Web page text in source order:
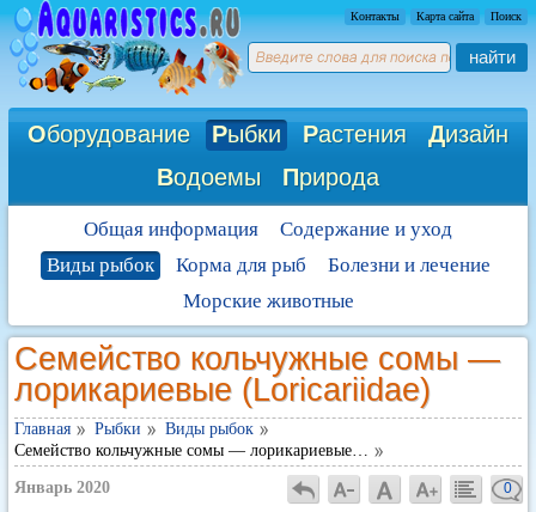
Контакты Карта сайта Поиск
найти
Оборудование Рыбки Растения Дизайн
Водоемы Природа
Общая информация
Содержание и уход
Виды рыбок
Корма для рыб
Болезни и лечение
Морские животные
Семейство кольчужные сомы —
лорикариевые (Loricariidae)
Главная Рыбки
Виды рыбок
Семейство кольчужные сомы — лорикариевые…
Январь 2020 0